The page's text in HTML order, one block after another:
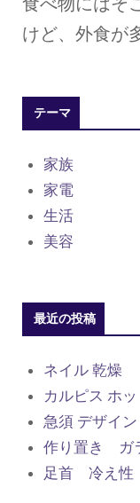
けど、外食が
テーマ
家族
家電
生活
美容
最近の投稿
ネイル 乾燥
カルピス ホ
急須 デザイン
作り置き ガ
足首 冷え性